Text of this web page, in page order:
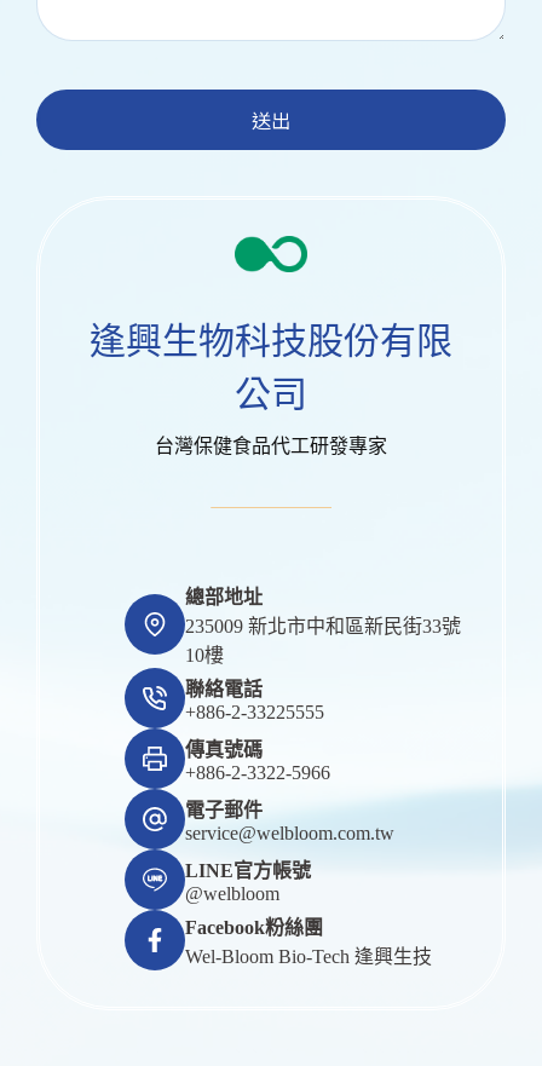
逢興生物科技股份有限
公司
台灣保健食品代工研發專家
總部地址
235009 新北市中和區新民街33號
10樓
聯絡電話
+886-2-33225555
傳真號碼
+886-2-3322-5966
電子郵件
service@welbloom.com.tw
LINE官方帳號
@welbloom
Facebook粉絲團
Wel-Bloom Bio-Tech 逢興生技
送出